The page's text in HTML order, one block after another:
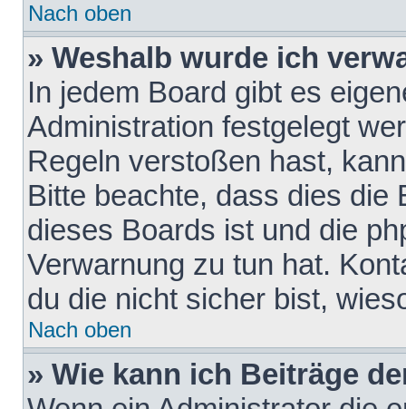
Nach oben
» Weshalb wurde ich
In jedem Board gibt es
Administration festgelegt
Regeln verstoßen hast,
Bitte beachte, dass dies die
dieses Boards ist und die
Verwarnung zu tun hat.
du die nicht sicher bist,
Nach oben
» Wie kann ich Beiträge